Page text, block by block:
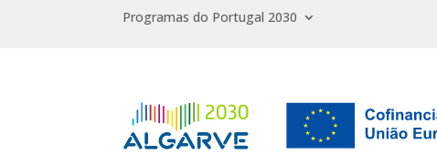
Programas do Portugal 2030